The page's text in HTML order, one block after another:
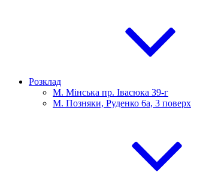
Розклад
М. Мінська пр. Івасюка 39-г
М. Позняки, Руденко 6а, 3 поверх